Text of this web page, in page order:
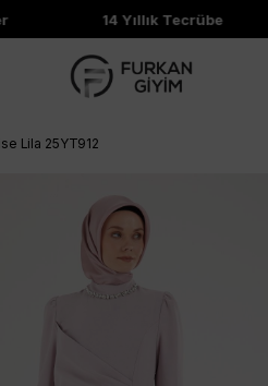
14 Yıllık Tecrübe
Lila 25YT912